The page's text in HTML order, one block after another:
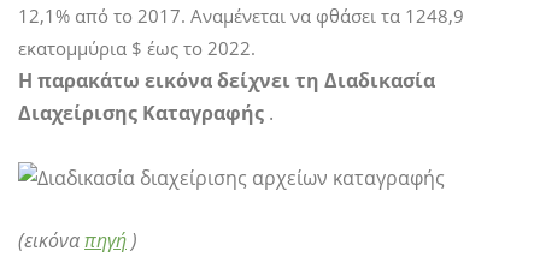
12,1% από το 2017. Αναμένεται να φθάσει τα 1248,9
εκατομμύρια $ έως το 2022.
Η παρακάτω εικόνα δείχνει τη Διαδικασία
Διαχείρισης Καταγραφής .
(εικόναπηγή )